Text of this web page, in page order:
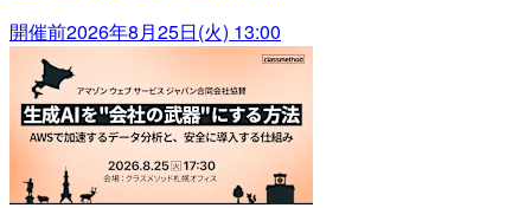
開催前2026年8月25日(火) 13:00